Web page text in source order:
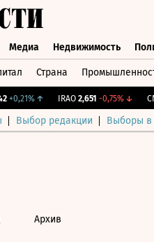
Медиа Недвижимость
Страна
+0,21%↑ IRAO 2,651 -0,75%↓
Выбор редакции Выборы в
Архив